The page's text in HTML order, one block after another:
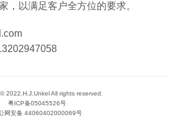
，以满足客户全方位的要求。
2022.H.J.Unkel All rights reserved.
粤ICP备05045526号
网安备 44060402000069号